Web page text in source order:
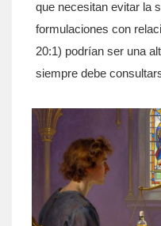
que necesitan evitar la
formulaciones con
20:1) podrían ser una
siempre debe